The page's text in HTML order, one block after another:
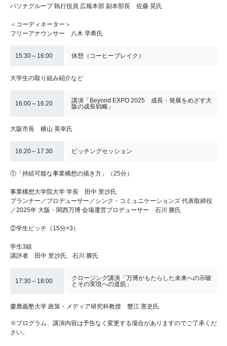
パソナグループ 執行役員 広報本部 副本部長 佐藤 晃氏
＜コーディネーター＞
フリーアナウンサー 八木 早希氏
15:30～16:00 休憩（コーヒーブレイク）
大学生の取り組み紹介など
16:00～16:20
講演「Beyond EXPO 2025 成長・発展をめざす大
阪の成長戦略」
大阪市長 横山 英幸氏
16:20～17:30 ピッチングセッション
①「持続可能な事業構想の描き方」（25分）
事業構想大学院大学 学長 田中 里沙氏
プランナー／プロデューサー／シンク・コミュニケーションズ 代表取締役
／2025年 大阪・関西万博 会場運営プロデューサー 石川 勝氏
②学生ピッチ（15分×3）
学生3組
講評者 田中 里沙氏、石川 勝氏
17:30～18:00
クロージング講演「万博がもたらした未来への示唆
とその実現への道筋」
慶應義塾大学 政策・メディア研究科教授 蟹江 憲史氏
※プログラム、講演内容は予告なく変更する場合がありますのでご了承くだ
さい。